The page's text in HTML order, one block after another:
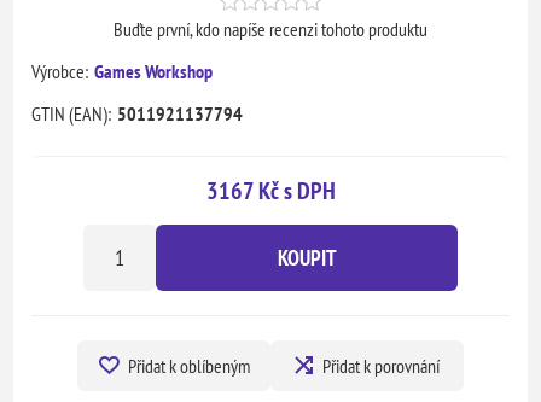
Buďte první, kdo napíše recenzi tohoto produktu
Výrobce: Games Workshop
GTIN (EAN): 5011921137794
3167 Kč s DPH
KOUPIT
Přidat k oblíbeným Přidat k porovnání